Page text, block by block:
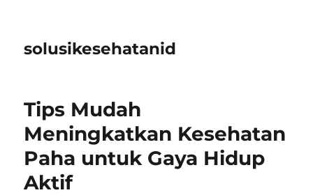
solusikesehatanid
Tips Mudah
Meningkatkan Kesehatan
Paha untuk Gaya Hidup
Aktif